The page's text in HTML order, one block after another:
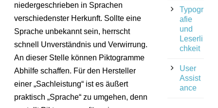
niedergeschrieben in Sprachen
verschiedenster Herkunft. Sollte eine
Sprache unbekannt sein, herrscht
schnell Unverständnis und Verwirrung.
An dieser Stelle können Piktogramme
Abhilfe schaffen. Für den Hersteller
einer „Sachleistung“ ist es äußert
praktisch „Sprache“ zu umgehen, denn
Typogr
afie
und
Leserli
chkeit
User
Assist
ance